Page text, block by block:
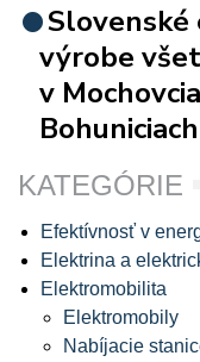
Slovenské
výrobe
v
Bohuniciach
KATEGÓRIE
Efektívnosť v
Elektrina a
Elektromobilita
Elektromobily
Nabíjacie